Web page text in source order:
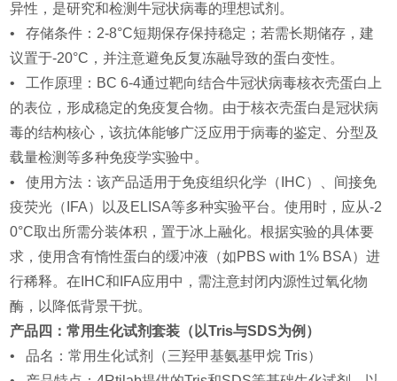
异性，是研究和检测牛冠状病毒的理想试剂。
• 存储条件：2-8°C短期保存保持稳定；若需长期储存，建
议置于-20°C，并注意避免反复冻融导致的蛋白变性。
• 工作原理：BC 6-4通过靶向结合牛冠状病毒核衣壳蛋白上
的表位，形成稳定的免疫复合物。由于核衣壳蛋白是冠状病
毒的结构核心，该抗体能够广泛应用于病毒的鉴定、分型及
载量检测等多种免疫学实验中。
• 使用方法：该产品适用于免疫组织化学（IHC）、间接免
疫荧光（IFA）以及ELISA等多种实验平台。使用时，应从-2
0°C取出所需分装体积，置于冰上融化。根据实验的具体要
求，使用含有惰性蛋白的缓冲液（如PBS with 1% BSA）进
行稀释。在IHC和IFA应用中，需注意封闭内源性过氧化物
酶，以降低背景干扰。
产品四：常用生化试剂套装（以Tris与SDS为例）
• 品名：常用生化试剂（三羟甲基氨基甲烷 Tris）